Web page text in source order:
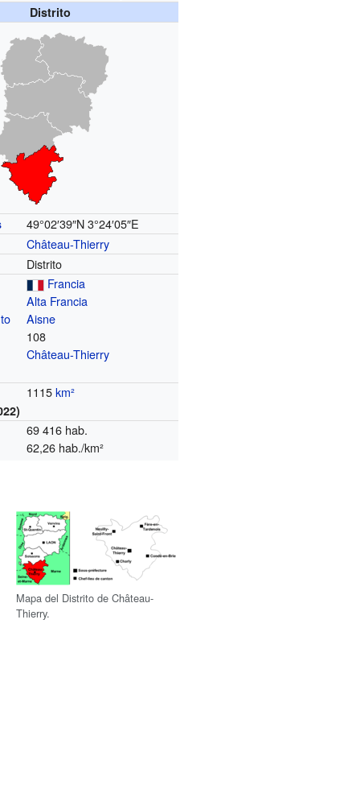
Distrito
49°02′39″N 3°24′05″E
Château-Thierry
Distrito
Francia
Alta Francia
Aisne
108
Château-Thierry
1115km²
69 416 hab.
62,26 hab./km²
Mapa del Distrito de Château-
Thierry.